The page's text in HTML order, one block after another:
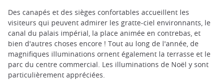
Des canapés et des sièges confortables accueillent les
visiteurs qui peuvent admirer les gratte-ciel environnants, le
canal du palais impérial, la place animée en contrebas, et
bien d'autres choses encore ! Tout au long de l'année, de
magnifiques illuminations ornent également la terrasse et le
parc du centre commercial. Les illuminations de Noël y sont
particulièrement appréciées.